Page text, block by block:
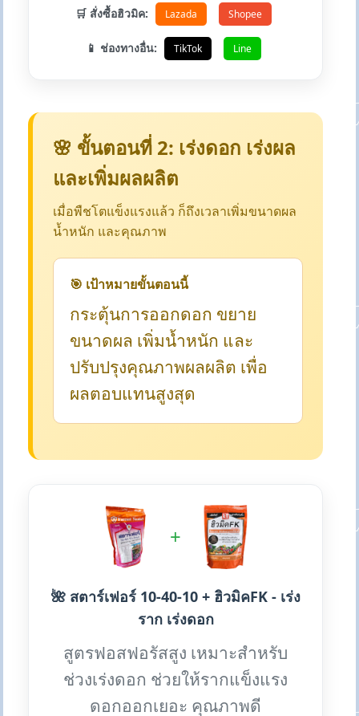
🛒 สั่งซื้อฮิวมิค: Lazada Shopee
📱 ช่องทางอื่น: TikTok Line
🌸 ขั้นตอนที่ 2: เร่งดอก เร่งผล
และเพิ่มผลผลิต
เมื่อพืชโตแข็งแรงแล้ว ก็ถึงเวลาเพิ่มขนาดผล
น้ำหนัก และคุณภาพ
🎯 เป้าหมายขั้นตอนนี้
กระตุ้นการออกดอก ขยาย
ขนาดผล เพิ่มน้ำหนัก และ
ปรับปรุงคุณภาพผลผลิต เพื่อ
ผลตอบแทนสูงสุด
+
🌺 สตาร์เฟอร์ 10-40-10 + ฮิวมิคFK - เร่ง
ราก เร่งดอก
สูตรฟอสฟอรัสสูง เหมาะสำหรับ
ช่วงเร่งดอก ช่วยให้รากแข็งแรง
ดอกออกเยอะ คุณภาพดี